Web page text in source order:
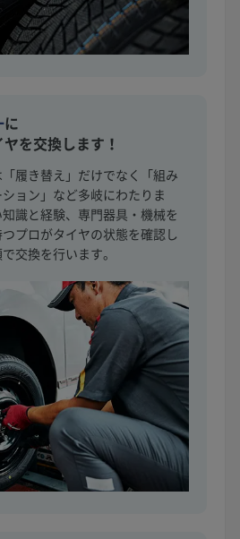
に
を交換します！
履き替え」だけでなく「組み
ョン」など多岐にわたりま
識と経験、専門器具・機械を
プロがタイヤの状態を確認し
交換を行います。